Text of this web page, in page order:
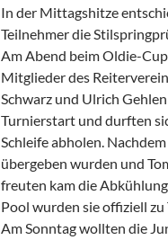
In der Mittagshitze
Teilnehmer die
Am Abend beim Oldie-
Mitglieder des
Schwarz und Ulrich
Turnierstart und durften
Schleife abholen.
übergeben wurden und
freuten kam die
Pool wurden sie offiziell
Am Sonntag wollten die